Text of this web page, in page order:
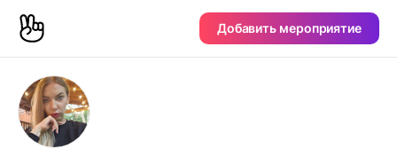
Добавить мероприятие